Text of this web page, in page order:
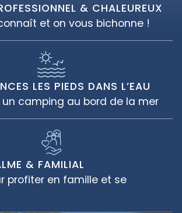
& CHALEUREUX
et on vous bichonne !
LES PIEDS DANS L’EAU
un camping au bord de la mer
& FAMILIAL
profiter en famille et se